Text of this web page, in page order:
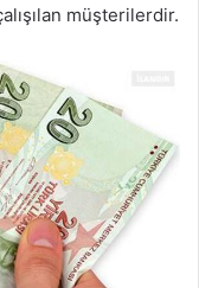
müşterilerdir.